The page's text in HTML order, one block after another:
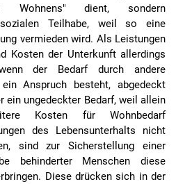
Wohnens" dient, sondern
Teilhabe, weil so eine
vermieden wird. Als Leistungen
Kosten der Unterkunft allerdings
der Bedarf durch andere
Anspruch besteht, abgedeckt
ein ungedeckter Bedarf, weil allein
Kosten für Wohnbedarf
des Lebensunterhalts nicht
sind zur Sicherstellung einer
behinderter Menschen diese
Diese drücken sich in der